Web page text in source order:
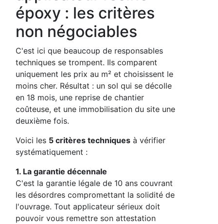
époxy : les critères
non négociables
C'est ici que beaucoup de responsables
techniques se trompent. Ils comparent
uniquement les prix au m² et choisissent le
moins cher. Résultat : un sol qui se décolle
en 18 mois, une reprise de chantier
coûteuse, et une immobilisation du site une
deuxième fois.
Voici les 5 critères techniques à vérifier
systématiquement :
1. La garantie décennale
C'est la garantie légale de 10 ans couvrant
les désordres compromettant la solidité de
l'ouvrage. Tout applicateur sérieux doit
pouvoir vous remettre son attestation